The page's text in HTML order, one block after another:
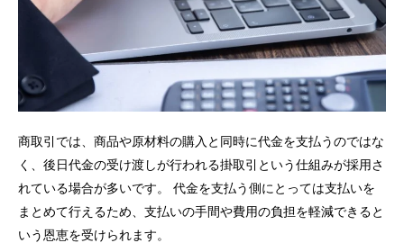
商取引では、商品や原材料の購入と同時に代金を支払うのではな
く、後日代金の受け渡しが行われる掛取引という仕組みが採用さ
れている場合が多いです。 代金を支払う側にとっては支払いを
まとめて行えるため、支払いの手間や費用の負担を軽減できると
いう恩恵を受けられます。